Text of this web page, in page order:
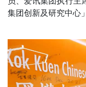
集团创新及研究中心」